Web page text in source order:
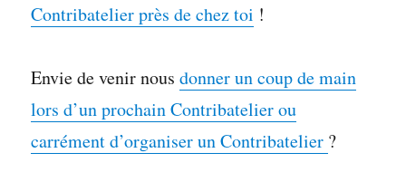
Contribatelier près de chez toi !
Envie de venir nousdonner un coup de main
lors d’un prochain Contribatelier ou
carrément d’organiser un Contribatelier ?